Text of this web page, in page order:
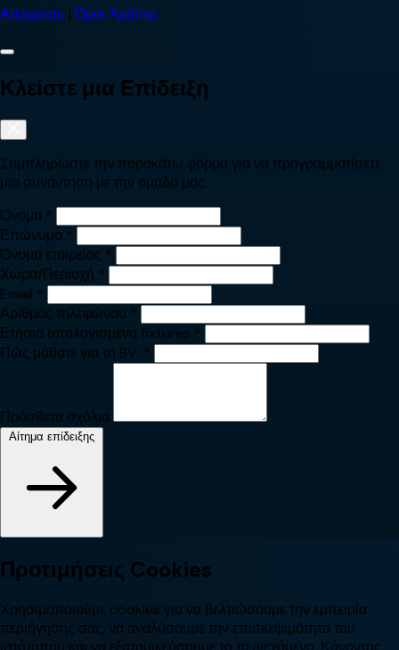
Απόρρητο |Όροι Χρήσης
Κλείστε μια Επίδειξη
Συμπληρώστε την παρακάτω φόρμα για να προγραμματίσετε
μια συνάντηση με την ομάδα μας.
Όνομα *
Επώνυμο *
Όνομα εταιρείας *
Χώρα/Περιοχή *
Email *
Αριθμός τηλεφώνου *
Ετήσια υπολογισμένα fixtures *
Πώς μάθατε για τη BV; *
Πρόσθετα σχόλια
Αίτημα επίδειξης
Προτιμήσεις Cookies
Χρησιμοποιούμε cookies για να βελτιώσουμε την εμπειρία
περιήγησής σας, να αναλύσουμε την επισκεψιμότητα του